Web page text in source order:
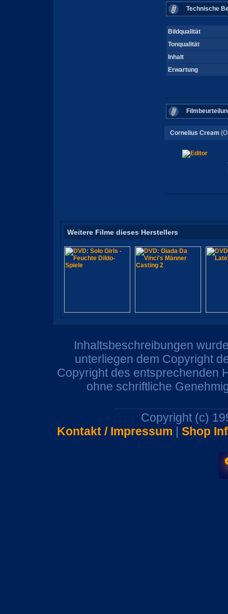
Technische
Bildqualität
Tonqualität
Inhalt
Erwartung
Cornelius Cream
Weitere Filme dieses Herstellers
Inhaltsbeschreibungen
unterliegen dem Copyright
Copyright des entsprechenden
ohne schriftliche
Copyright (c)
Kontakt / Impressum | Shop